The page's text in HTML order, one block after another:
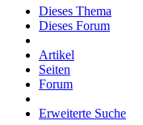
Dieses Thema
Dieses Forum
Artikel
Seiten
Forum
Erweiterte Suche